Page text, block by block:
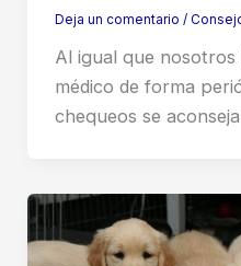
Deja un comentario /
Al igual que nosotros
médico de forma
chequeos se